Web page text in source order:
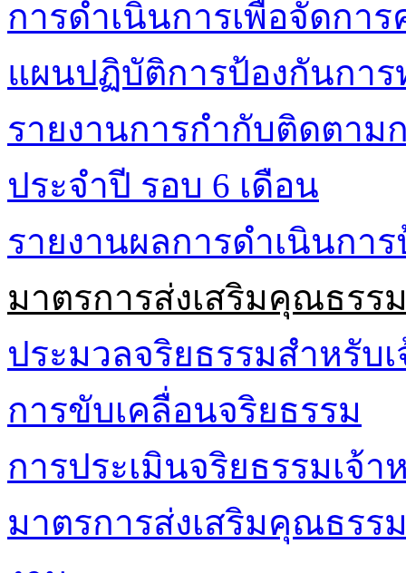
การดำเนินการเพื่อจัดกา
แผนปฏิบัติการป้องกันการ
รายงานการกำกับติดตาม
ประจำปี รอบ 6 เดือน
รายงานผลการดำเนินกา
มาตรการส่งเสริมคุณธรร
ประมวลจริยธรรมสำหรับ
การขับเคลื่อนจริยธรรม
การประเมินจริยธรรมเจ้
มาตรการส่งเสริมคุณธรร